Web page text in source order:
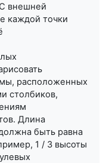
внешней
каждой точки
расположенных
столбиков,
Длина
быть равна
1 / 3 высоты